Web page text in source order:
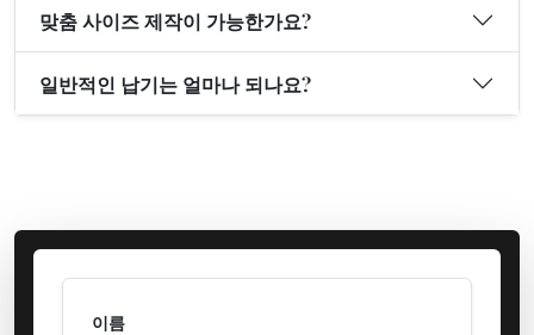
맞춤 사이즈 제작이 가능한가요?
일반적인 납기는 얼마나 되나요?
이름